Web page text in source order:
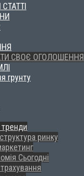
СВОЄ ОГОЛОШЕННЯ
грунту
тренди
ринку
Сьогодні